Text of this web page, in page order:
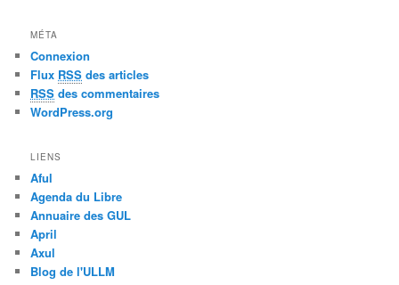
MÉTA
Connexion
Flux RSS des articles
RSS des commentaires
WordPress.org
LIENS
Aful
Agenda du Libre
Annuaire des GUL
April
Axul
Blog de l'ULLM